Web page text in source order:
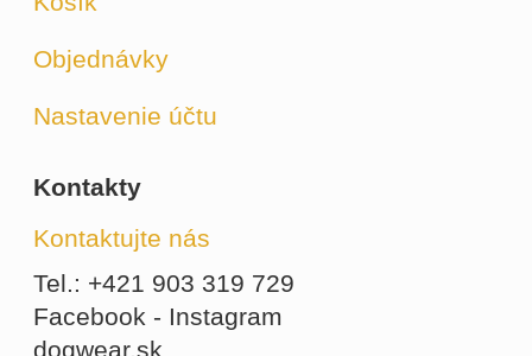
Objednávky
Nastavenie účtu
Kontakty
Kontaktujte nás
Tel.: +421 903 319 729
Facebook - Instagram
dogwear.sk